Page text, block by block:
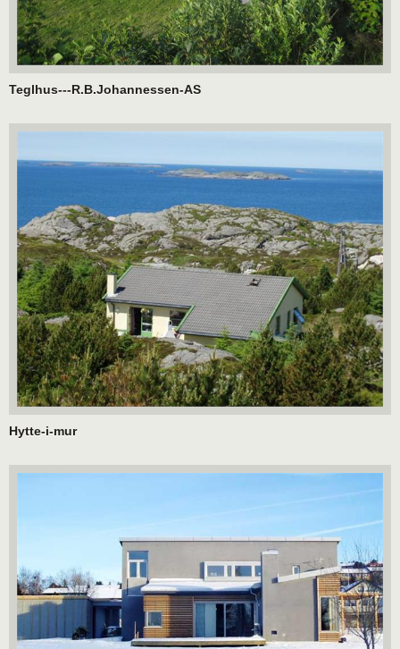
Teglhus---R.B.Johannessen-AS
Hytte-i-mur